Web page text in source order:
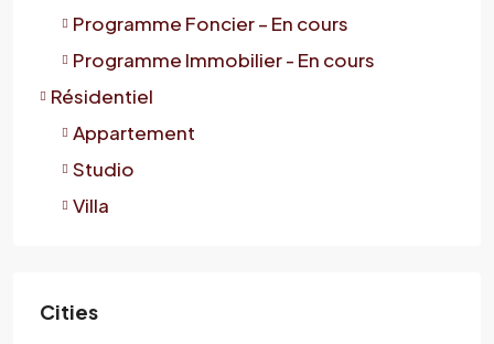
Programme Foncier – En cours
Programme Immobilier - En cours
Résidentiel
Appartement
Studio
Villa
Cities